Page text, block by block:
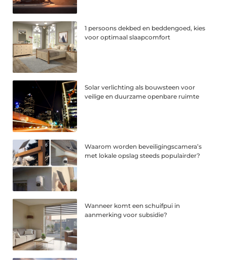
1 persoons dekbed en beddengoed, kies
voor optimaal slaapcomfort
Solar verlichting als bouwsteen voor
veilige en duurzame openbare ruimte
Waarom worden beveiligingscamera’s
met lokale opslag steeds populairder?
Wanneer komt een schuifpui in
aanmerking voor subsidie?